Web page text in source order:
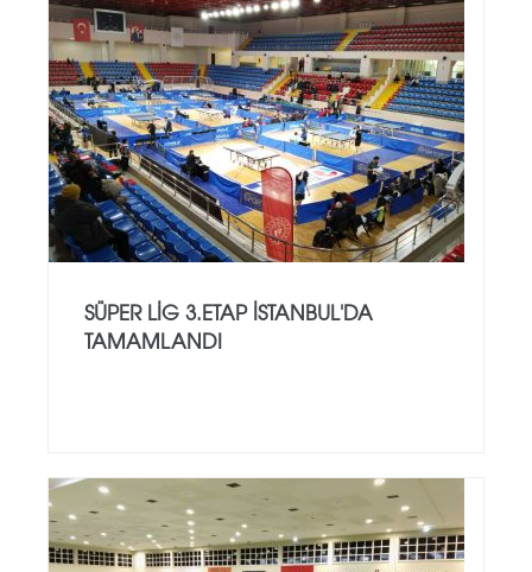
SÜPER LİG 3.ETAP İSTANBUL'DA
TAMAMLANDI